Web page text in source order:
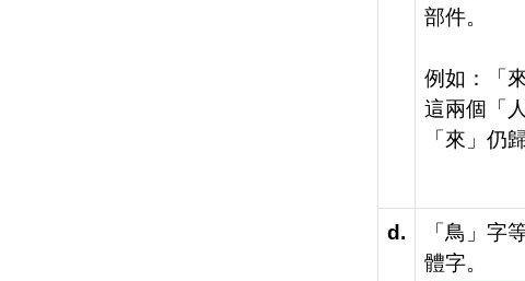
部件。
例如：「
這兩個「
「來」仍
d.
「鳥」字
體字。